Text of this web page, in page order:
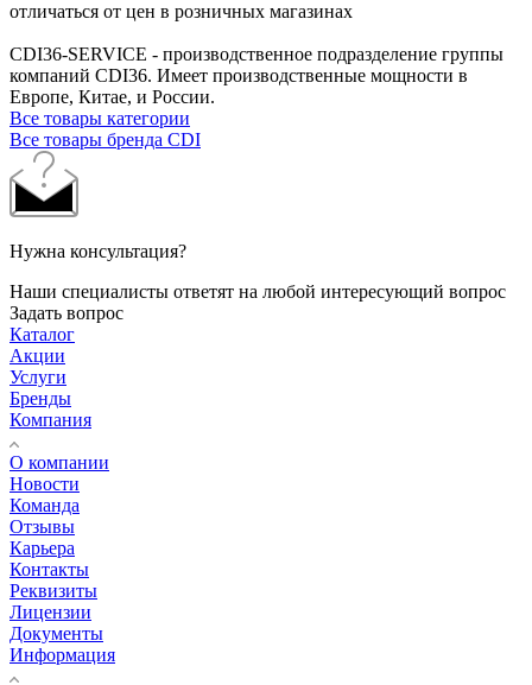
отличаться от цен в розничных магазинах
CDI36-SERVICE - производственное подразделение группы
компаний CDI36. Имеет производственные мощности в
Европе, Китае, и России.
Все товары категории
Все товары бренда CDI
Нужна консультация?
Наши специалисты ответят на любой интересующий вопрос
Задать вопрос
Каталог
Акции
Услуги
Бренды
Компания
О компании
Новости
Команда
Отзывы
Карьера
Контакты
Реквизиты
Лицензии
Документы
Информация